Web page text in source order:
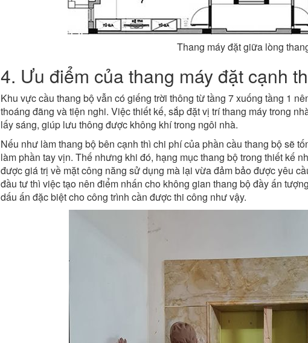
Thang máy đặt giữa lòng
4. Ưu điểm của thang máy đặt cạnh
Khu vực cầu thang bộ vẫn có giếng trời thông từ tầng 7 xuống tầng 1
thoáng đãng và tiện nghi. Việc thiết kế, sắp đặt vị trí thang máy trong
lấy sáng, giúp lưu thông được không khí trong ngôi nhà.
Nếu như làm thang bộ bên cạnh thì chi phí của phần cầu thang bộ sẽ
làm phần tay vịn. Thế nhưng khi đó, hạng mục thang bộ trong thiết kế
được giá trị về mặt công năng sử dụng mà lại vừa đảm bảo được yêu
đầu tư thì việc tạo nên điểm nhấn cho không gian thang bộ đầy ấn
dấu ấn đặc biệt cho công trình cần được thi công như vậy.